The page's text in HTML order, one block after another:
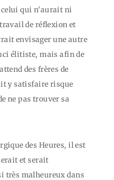
qui n’aurait ni
de réflexion et
envisager une autre
élitiste, mais afin de
des frères de
y satisfaire risque
ne pas trouver sa
des Heures, il est
et serait
très malheureux dans